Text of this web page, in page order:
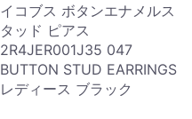
イコブス ボタンエナメルス
タッド ピアス
2R4JER001J35 047
BUTTON STUD EARRINGS
レディース ブラック